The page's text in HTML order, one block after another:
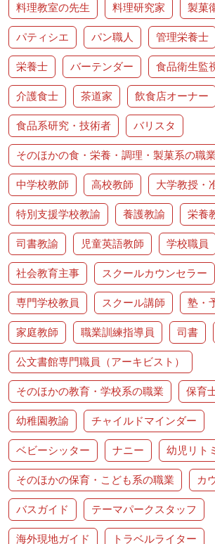
料理教室の先生 料理研究家 製菓
パティシエ パン職人 管理栄養士
栄養士 バーテンダー 食品衛生監
介護食士 茶道家 飲食店オーナー
食品系研究・技術者 バリスタ
そのほかの食・栄養・調理・製菓系の職業
中学校教師 高校教師 大学教授・
特別支援学校教諭 養護教諭 栄養
司書教諭 児童英語教師 学校職員
社会教育主事 スクールカウンセラー
専門学校教員 スクール講師 塾・
家庭教師 職業訓練指導員 司書
公文書館専門職員（アーキビスト）
そのほかの教育・学校系の職業 保育
幼稚園教諭 チャイルドマインダー
ベビーシッター ナニー 幼児リト
そのほかの保育・こども系の職業 カ
バスガイド テーマパークスタッフ
海外現地ガイド トラベルライター